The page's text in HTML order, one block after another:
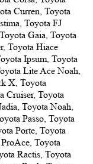
Curren, Toyota
Toyota FJ
Gaia, Toyota
Toyota Hiace
Ipsum, Toyota
Lite Ace Noah,
X, Toyota
Cruiser, Toyota
Toyota Noah,
Passo, Toyota
Porte, Toyota
Toyota
Ractis, Toyota